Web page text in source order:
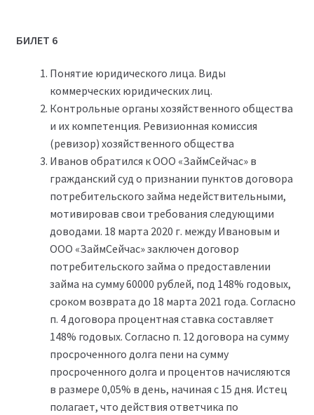
БИЛЕТ 6
Понятие юридического лица. Виды
коммерческих юридических лиц.
Контрольные органы хозяйственного общества
и их компетенция. Ревизионная комиссия
(ревизор) хозяйственного общества
Иванов обратился к ООО «ЗаймСейчас» в
гражданский суд о признании пунктов договора
потребительского займа недействительными,
мотивировав свои требования следующими
доводами. 18 марта 2020 г. между Ивановым и
ООО «ЗаймСейчас» заключен договор
потребительского займа о предоставлении
займа на сумму 60000 рублей, под 148% годовых,
сроком возврата до 18 марта 2021 года. Согласно
п. 4 договора процентная ставка составляет
148% годовых. Согласно п. 12 договора на сумму
просроченного долга пени на сумму
просроченного долга и процентов начисляются
в размере 0,05% в день, начиная с 15 дня. Истец
полагает, что действия ответчика по